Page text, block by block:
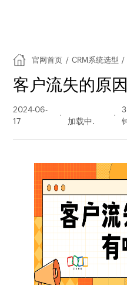
官网首页 / CRM系统选型 /
客户流失的原
2024-06-
17
量